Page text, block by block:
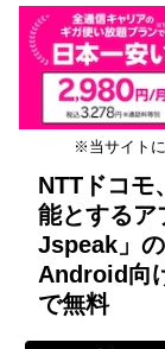
※当サイト
NTTドコモ
能とするア
Jspeak」
Android向
で無料